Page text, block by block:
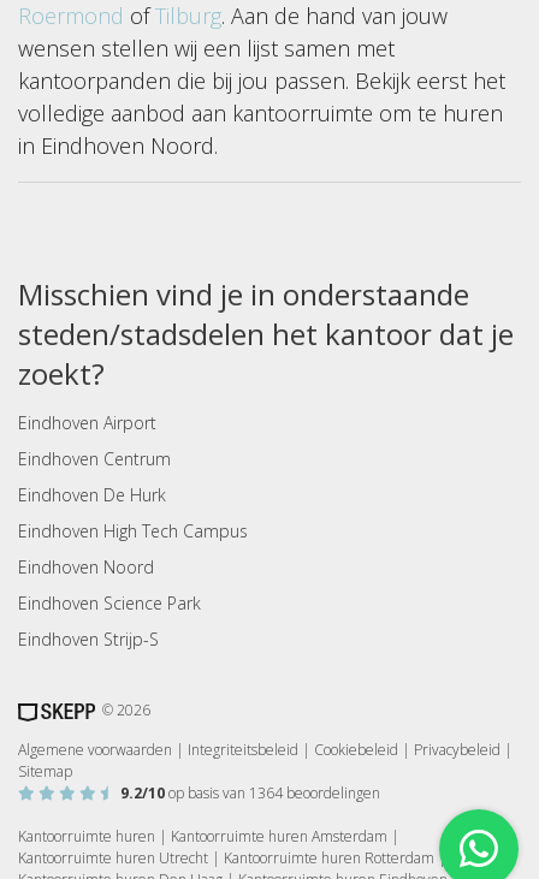
Roermond ofTilburg. Aan de hand van jouw
wensen stellen wij een lijst samen met
kantoorpanden die bij jou passen. Bekijk eerst het
volledige aanbod aan kantoorruimte om te huren
in Eindhoven Noord.
Misschien vind je in onderstaande
steden/stadsdelen het kantoor dat je
zoekt?
Eindhoven Airport
Eindhoven Centrum
Eindhoven De Hurk
Eindhoven High Tech Campus
Eindhoven Noord
Eindhoven Science Park
Eindhoven Strijp-S
© 2026
Algemene voorwaarden | Integriteitsbeleid | Cookiebeleid | Privacybeleid |
Sitemap
9.2/10op basis van 1364beoordelingen
Kantoorruimte huren | Kantoorruimte huren Amsterdam |
Kantoorruimte huren Utrecht | Kantoorruimte huren Rotterdam |